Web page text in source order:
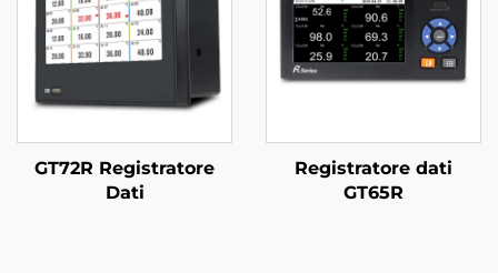
GT72R Registratore
Dati
Registratore dati
GT65R